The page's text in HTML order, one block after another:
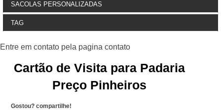
SACOLAS PERSONALIZADAS
TAG
Cartão de Visita para Padaria
Preço Pinheiros
Gostou? compartilhe!